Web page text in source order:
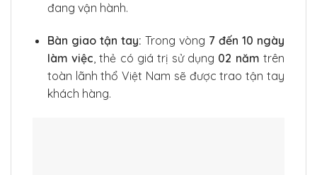
đang vận hành.
Bàn giao tận tay: Trong vòng 7 đến 10 ngày
làm việc, thẻ có giá trị sử dụng 02 năm trên
toàn lãnh thổ Việt Nam sẽ được trao tận tay
khách hàng.